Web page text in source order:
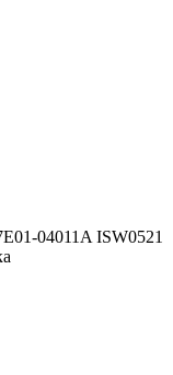
04011A ISW0521